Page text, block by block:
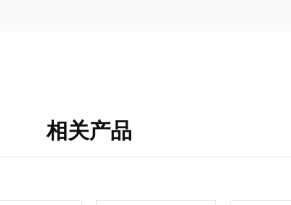
相关产品